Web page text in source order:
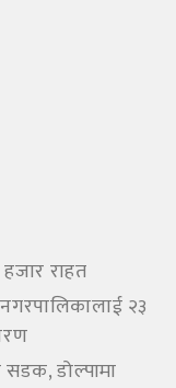
राहत
२३
डोल्पामा